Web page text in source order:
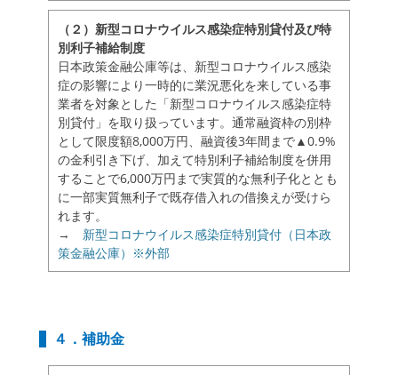
（２）新型コロナウイルス感染症特別貸付及び特
別利子補給制度
日本政策金融公庫等は、新型コロナウイルス感染
症の影響により一時的に業況悪化を来している事
業者を対象とした「新型コロナウイルス感染症特
別貸付」を取り扱っています。通常融資枠の別枠
として限度額8,000万円、融資後3年間まで▲0.9%
の金利引き下げ、加えて特別利子補給制度を併用
することで6,000万円まで実質的な無利子化ととも
に一部実質無利子で既存借入れの借換えが受けら
れます。
→ 新型コロナウイルス感染症特別貸付（日本政
策金融公庫）※外部
４．補助金